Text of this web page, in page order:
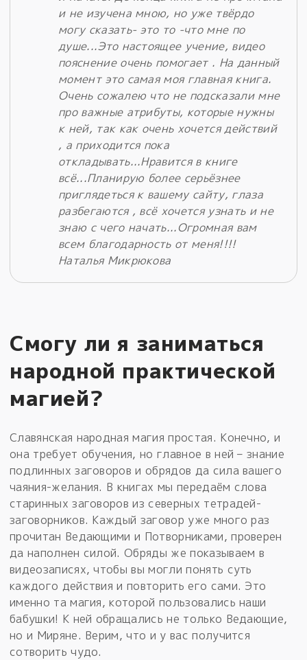
и не изучена мною, но уже твёрдо
могу сказать- это то -что мне по
душе...Это настоящее учение, видео
пояснение очень помогает . На данный
момент это самая моя главная книга.
Очень сожалею что не подсказали мне
про важные атрибуты, которые нужны
к ней, так как очень хочется действий
, а приходится пока
откладывать...Нравится в книге
всё...Планирую более серьёзнее
приглядеться к вашему сайту, глаза
разбегаются , всё хочется узнать и не
знаю с чего начать...Огромная вам
всем благодарность от меня!!!!
Наталья Микрюкова
Смогу ли я заниматься
народной практической
магией?
Славянская народная магия простая. Конечно, и
она требует обучения, но главное в ней – знание
подлинных заговоров и обрядов да сила вашего
чаяния-желания. В книгах мы передаём слова
старинных заговоров из северных тетрадей-
заговорников. Каждый заговор уже много раз
прочитан Ведающими и Потворниками, проверен
да наполнен силой. Обряды же показываем в
видеозаписях, чтобы вы могли понять суть
каждого действия и повторить его сами. Это
именно та магия, которой пользовались наши
бабушки! К ней обращались не только Ведающие,
но и Миряне. Верим, что и у вас получится
сотворить чудо.